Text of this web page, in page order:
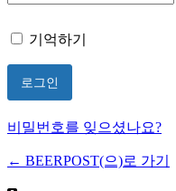
기억하기
비밀번호를 잊으셨나요?
← BEERPOST(으)로 가기